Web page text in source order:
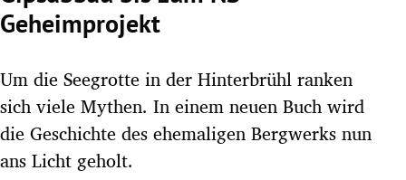
Untermenü
Untermenü
Untermenü
Geheimprojekt
Um die Seegrotte in der Hinterbrühl ranken
sich viele Mythen. In einem neuen Buch wird
die Geschichte des ehemaligen Bergwerks nun
ans Licht geholt.